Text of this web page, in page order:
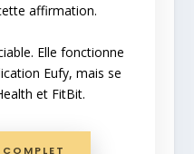
affirmation.
Elle fonctionne
Eufy, mais se
et FitBit.